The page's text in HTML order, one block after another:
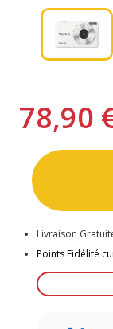
78,90
Livraison
Points Fidélité